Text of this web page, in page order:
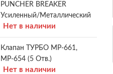
PUNCHER BREAKER
Усиленный/металлический
Нет в наличии
Клапан ТУРБО МР-661,
МР-654 (5 Отв.)
Нет в наличии